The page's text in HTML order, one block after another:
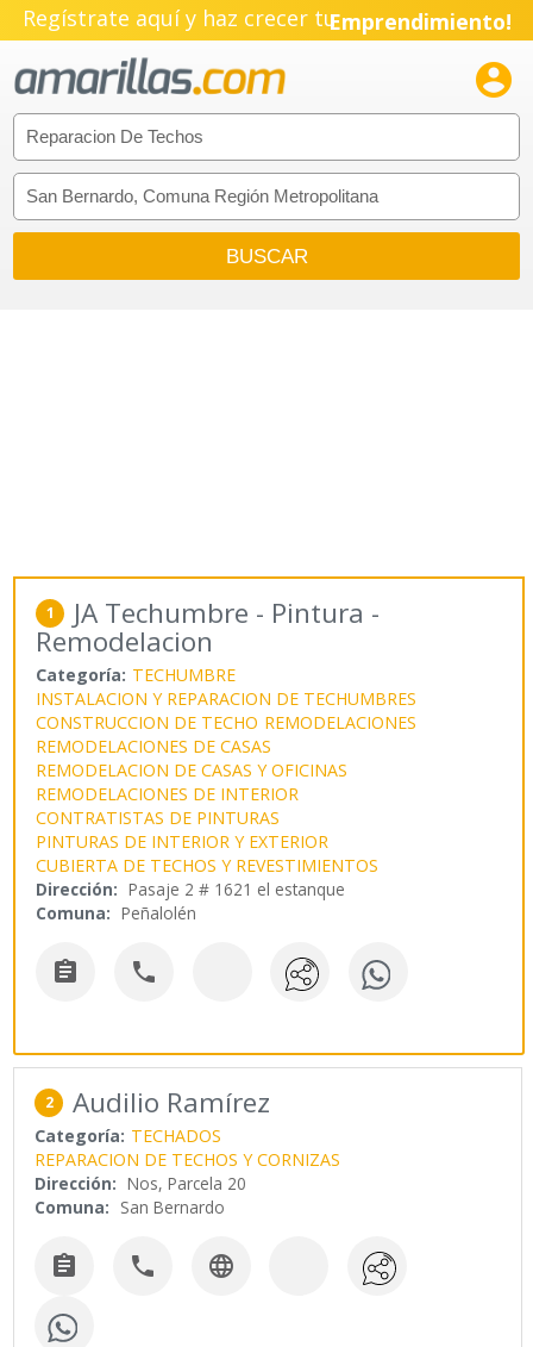
Regístrate aquí y haz crecer tuEmprendimiento!

1 JA Techumbre - Pintura -
Remodelacion
Categoría: TECHUMBRE
INSTALACION Y REPARACION DE TECHUMBRES
CONSTRUCCION DE TECHO REMODELACIONES
REMODELACIONES DE CASAS
REMODELACION DE CASAS Y OFICINAS
REMODELACIONES DE INTERIOR
CONTRATISTAS DE PINTURAS
PINTURAS DE INTERIOR Y EXTERIOR
CUBIERTA DE TECHOS Y REVESTIMIENTOS
Dirección: Pasaje 2 # 1621 el estanque
Comuna: Peñalolén
 
2 Audilio Ramírez
Categoría: TECHADOS
REPARACION DE TECHOS Y CORNIZAS
Dirección: Nos, Parcela 20
Comuna: San Bernardo
  